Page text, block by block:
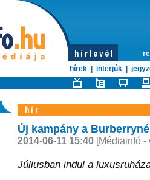
hírek
interjúk
Új kampány a
2014-06-11 15:40[Médiainfó -
Júliusban indul a